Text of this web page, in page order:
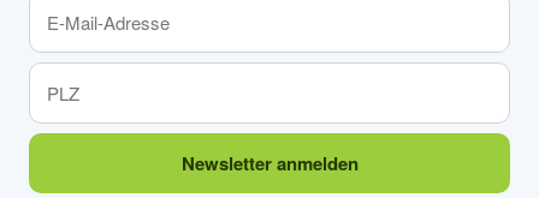
Newsletter anmelden